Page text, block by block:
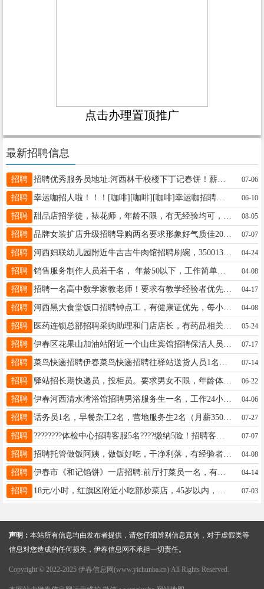
点击办理置顶推广
最新招聘信息
招聘 招聘优秀服务员地址:河西林干校楼下丁记春饼！薪资待遇:底薪4700+300满勤有两个半天休息！联系电话:18645811277邢女士18645811277 07-06
招聘 幸运咖招人啦！！！[咖啡][咖啡][咖啡]幸运咖招聘咖啡师有无经验均可要求态度热情积极干净利索可以长期工作，短期也可以我在幸运咖等你你在哪里？????联系电话：19604580888王先生19604580888 06-10
招聘 08-05
招聘 品牌女装扩店升级招聘导购两名要求形象好气质佳20-40岁有销售工作经验优先工作时间上下午倒班制底薪＋提成＋满勤十工龄3000-5000李19604580990 07-07
招聘 河西妇联幼儿园附近​牛吉吉牛肉馆​招聘刷碗，3500​13104580818先生18045886515 04-24
招聘 销售服务制作人员若干名， 年龄50以下，工作简单易上手，人品好即可，待遇非常优厚！ 联系电话：17804583338.13124589089. 工作地点：万象城一楼徐先生17804583338 04-08
招聘 招聘一名高中数学家教老师！要求有教学经验者优先。薪资面议。王先生13039693916 04-17
招聘 河西黑大食堂饭口招聘钟点工，有健康证优先，每小时15元，详情面谈老板电话13315583733修女士13115583733 04-08
招聘 医药连锁总部招聘采购助理和门店店长，有药品相关经验者优先，能熟练操作电脑。待遇从优，详情面议。工作地点邮电大厦附近。于：13352580127于13352580127 05-24
招聘 07-17
招聘 07-14
招聘 驿站招长期快递员，投柜员。要求男女不限，年龄体力够就行，心细，责任心强。待遇电话联系。有经验者电联，吴先生13114587976吴先生13114587976 06-22
招聘 伊春河西清水湾浴馆招聘男浴服务生一名，工作24小时休息24小时，供两餐，年龄45一58岁，要求责任心强，身体健康的人。工资2700元一个月。张丽华18945453335 04-06
招聘 话务员1名，早餐杂工2名，营地服务生2名（月薪3500）张15246929696 07-27
招聘 07-07
招聘 招聘托管做饭阿姨，做饭好吃，干净利落，有经验者优先安13115582109 04-08
招聘 伊春市《和记馅饼》一店招聘:前厅打菜员一名，有服务经验者优先录用，待遇优厚，工作长期稳定，要求能起早。林业局提供宿舍！应聘电话:13329486033或者13039661889，地址:伊青南二道街！王经理13329486033 04-14
招聘 07-03
声明： 本站所有信息均由发布者提供，请您仔细辨别信息真伪，对于虚假类等
信息对您造成的任何损失，伊春信息网不承担一切责任。
Copyright © 2022-2025 伊春信息网(www.yichunba.cn) All Rights Reserved.